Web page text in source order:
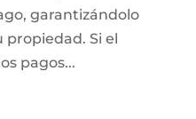
garantizándolo
Si el
pagos...